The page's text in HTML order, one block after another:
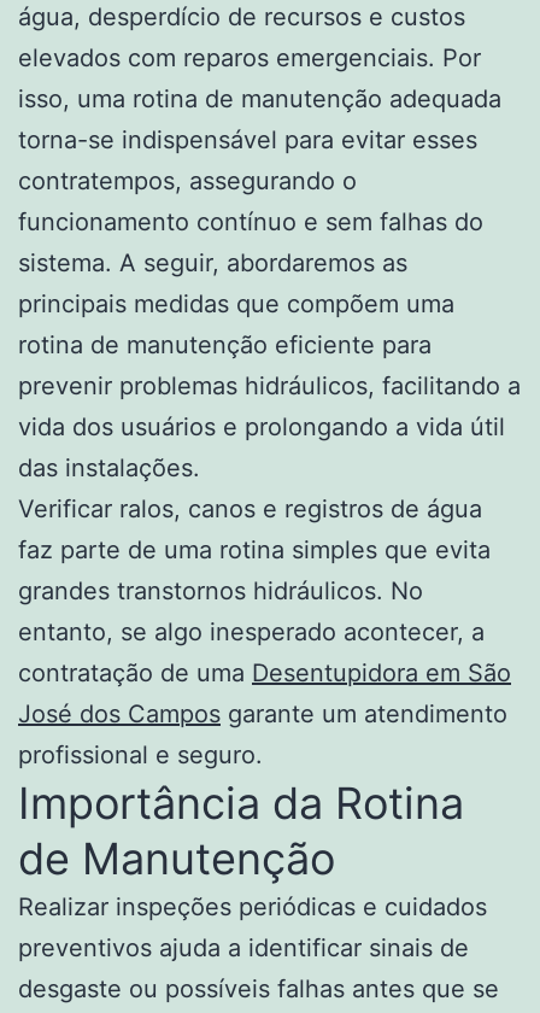
água, desperdício de recursos e custos
elevados com reparos emergenciais. Por
isso, uma rotina de manutenção adequada
torna-se indispensável para evitar esses
contratempos, assegurando o
funcionamento contínuo e sem falhas do
sistema. A seguir, abordaremos as
principais medidas que compõem uma
rotina de manutenção eficiente para
prevenir problemas hidráulicos, facilitando a
vida dos usuários e prolongando a vida útil
das instalações.
Verificar ralos, canos e registros de água
faz parte de uma rotina simples que evita
grandes transtornos hidráulicos. No
entanto, se algo inesperado acontecer, a
contratação de uma Desentupidora em São
José dos Campos garante um atendimento
profissional e seguro.
Importância da Rotina
de Manutenção
Realizar inspeções periódicas e cuidados
preventivos ajuda a identificar sinais de
desgaste ou possíveis falhas antes que se